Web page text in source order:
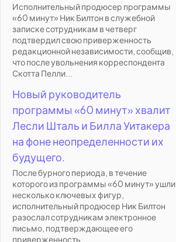
Исполнительный продюсер программы
«60 минут» Ник Билтон в служебной
записке сотрудникам в четверг
подтвердил свою приверженность
редакционной независимости, сообщив,
что после увольнения корреспондента
Скотта Пелли...
Новый руководитель
программы «60 минут» хвалит
Лесли Шталь и Билла Уитакера
на фоне неопределенности их
будущего.
После бурного периода, в течение
которого из программы «60 минут» ушли
несколько ключевых фигур,
исполнительный продюсер Ник Билтон
разослал сотрудникам электронное
письмо, подтверждающее его
приверженность...